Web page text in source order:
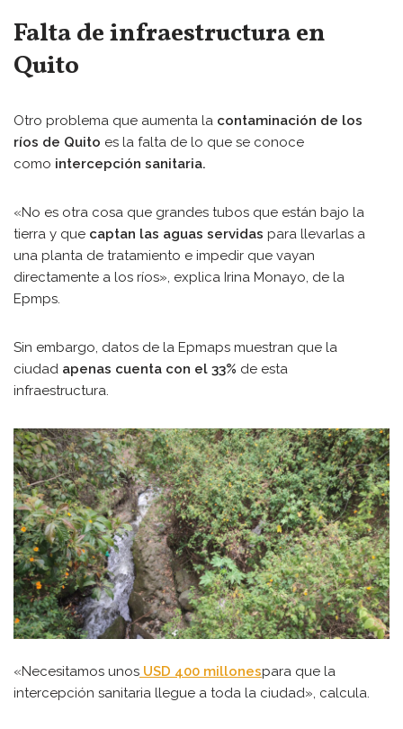
Falta de infraestructura en
Quito
Otro problema que aumenta la contaminación de los
ríos de Quito es la falta de lo que se conoce
como intercepción sanitaria.
«No es otra cosa que grandes tubos que están bajo la
tierra y que captan las aguas servidas para llevarlas a
una planta de tratamiento e impedir que vayan
directamente a los ríos», explica Irina Monayo, de la
Epmps.
Sin embargo, datos de la Epmaps muestran que la
ciudad apenas cuenta con el 33% de esta
infraestructura.
«Necesitamos unos USD 400 millonespara que la
intercepción sanitaria llegue a toda la ciudad», calcula.